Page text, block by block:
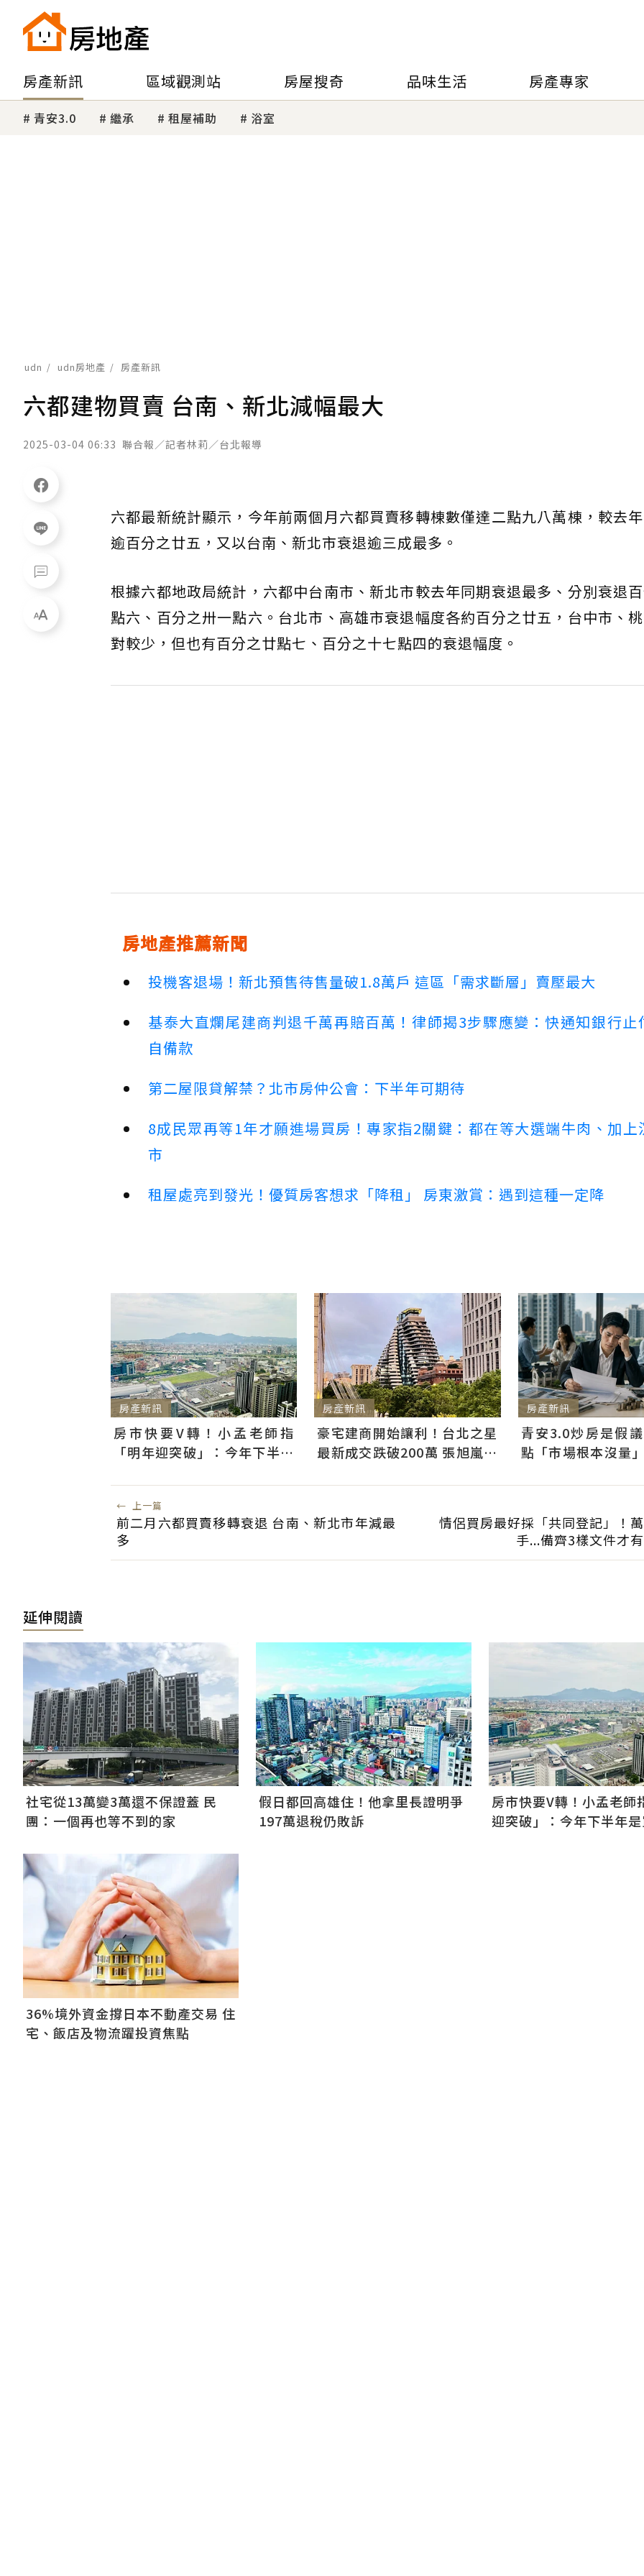
房產新訊 區域觀測站 房屋搜奇 品味生活 房產專家
青安3.0 繼承 租屋補助 浴室
udn udn房地產 房產新訊
六都建物買賣 台南、新北減幅最大
2025-03-04 06:33 聯合報／記者林莉／台北報導
六都最新統計顯示，今年前兩個月六都買賣移轉棟數僅達二點九八萬棟，較去
逾百分之廿五，又以台南、新北市衰退逾三成最多。
根據六都地政局統計，六都中台南市、新北市較去年同期衰退最多、分別衰退
點六、百分之卅一點六。台北市、高雄市衰退幅度各約百分之廿五，台中市、
對較少，但也有百分之廿點七、百分之十七點四的衰退幅度。
房地產推薦新聞
投機客退場！新北預售待售量破1.8萬戶 這區「需求斷層」賣壓最大
基泰大直爛尾建商判退千萬再賠百萬！律師揭3步驟應變：快通知銀行止
自備款
第二屋限貸解禁？北市房仲公會：下半年可期待
8成民眾再等1年才願進場買房！專家指2關鍵：都在等大選端牛肉、加上
市
租屋處亮到發光！優質房客想求「降租」 房東激賞：遇到這種一定降
房產新訊
房市快要V轉！小孟老師指
「明年迎突破」：今年下半年
房產新訊
豪宅建商開始讓利！台北之星
最新成交跌破200萬 張旭嵐：
房產新訊
青安3.0炒房是假
點「市場根本沒量
← 上一篇
前二月六都買賣移轉衰退 台南、新北市年減最
多
情侶買房最好採「共同登記」！
手...備齊3樣文件才
延伸閱讀
社宅從13萬變3萬還不保證蓋 民
團：一個再也等不到的家
假日都回高雄住！他拿里長證明爭
197萬退稅仍敗訴
房市快要V轉！小孟老師
迎突破」：今年下半年
36%境外資金撐日本不動產交易 住
宅、飯店及物流躍投資焦點